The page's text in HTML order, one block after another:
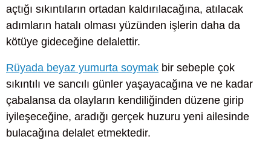
açtığı sıkıntıların ortadan kaldırılacağına, atılacak
adımların hatalı olması yüzünden işlerin daha da
kötüye gideceğine delalettir.
Rüyada beyaz yumurta soymak bir sebeple çok
sıkıntılı ve sancılı günler yaşayacağına ve ne kadar
çabalansa da olayların kendiliğinden düzene girip
iyileşeceğine, aradığı gerçek huzuru yeni ailesinde
bulacağına delalet etmektedir.